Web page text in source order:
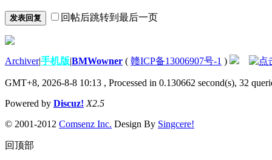
发表回复 回帖后跳转到最后一页
Archiver|手机版|BMWowner ( 赣ICP备13006907号-1 )
GMT+8, 2026-8-8 10:13 , Processed in 0.130662 second(s), 32
Powered by Discuz! X2.5
© 2001-2012 Comsenz Inc. Design By Singcere!
回顶部